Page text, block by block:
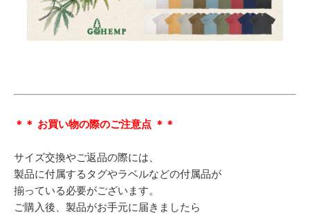
＊＊ お買い物の際のご注意点 ＊＊
サイズ交換やご返品の際には、
製品に付属するタグやラベルなどの付属品が
揃っている必要がございます。
ご購入後、製品がお手元に届きましたら